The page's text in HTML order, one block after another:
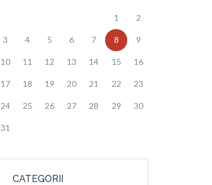
1 2
3 4 5 6 7 8 9
10 11 12 13 14 15 16
17 18 19 20 21 22 23
24 25 26 27 28 29 30
31
CATEGORII